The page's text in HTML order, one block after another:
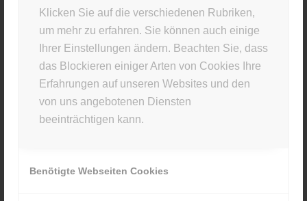
Klicken Sie auf die verschiedenen Rubriken,
um mehr zu erfahren. Sie können auch einige
Ihrer Einstellungen ändern. Beachten Sie, dass
das Blockieren einiger Arten von Cookies Ihre
Erfahrungen auf unseren Websites und den
von uns angebotenen Diensten
beeinträchtigen kann.
Benötigte Webseiten Cookies
STUDIO INFO
Materia Viva
Kellerstr. 43 · 81667 München